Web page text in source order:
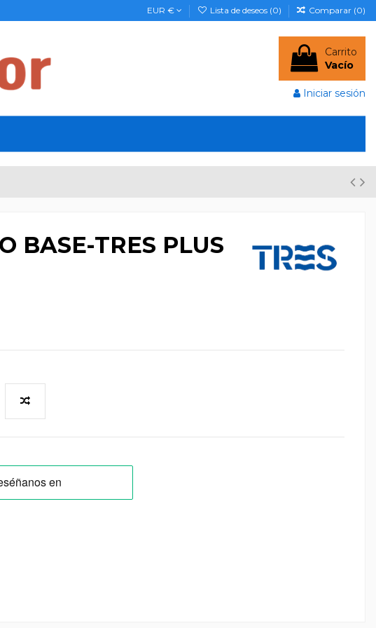
EUR € Lista de deseos (0) Comparar (0)
Carrito
Vacío
Iniciar sesión
BASE-TRES PLUS